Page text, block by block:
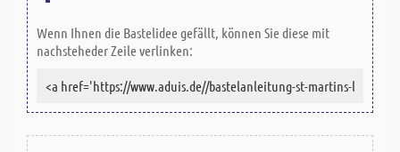
Wenn Ihnen die Bastelidee gefällt, können Sie diese mit
nachsteheder Zeile verlinken: